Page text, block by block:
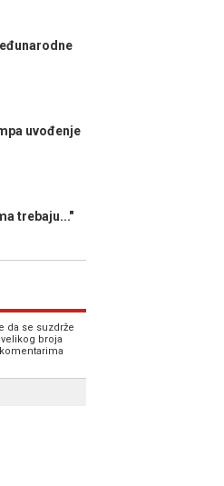
uvođenje
trebaju..."
da se suzdrže
broja